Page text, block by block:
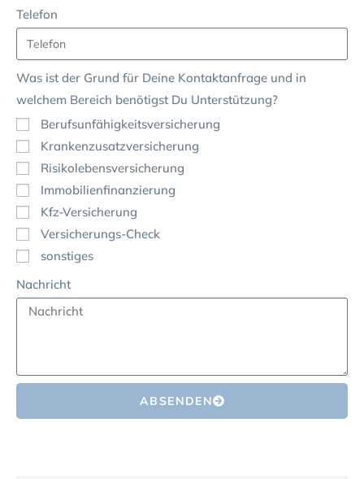
Telefon
Was ist der Grund für Deine Kontaktanfrage und in
welchem Bereich benötigst Du Unterstützung?
Berufsunfähigkeitsversicherung
Krankenzusatzversicherung
Risikolebensversicherung
Immobilienfinanzierung
Kfz-Versicherung
Versicherungs-Check
sonstiges
Nachricht
ABSENDEN